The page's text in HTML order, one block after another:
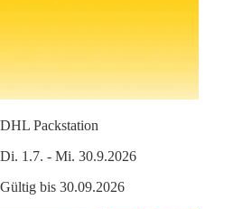
DHL Packstation
Di. 1.7. - Mi. 30.9.2026
Gültig bis 30.09.2026